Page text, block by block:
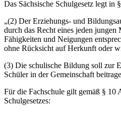
Das Sächsische Schulgesetz legt in
„(2) Der Erziehungs- und
durch das Recht eines jeden jungen
Fähigkeiten und Neigungen
ohne Rücksicht auf Herkunft oder
(3) Die schulische Bildung soll zur
Schüler in der Gemeinschaft
Für die Fachschule gilt gemäß § 10
Schulgesetzes: